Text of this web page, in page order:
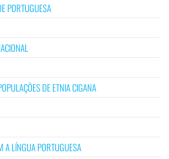
PORTUGUESA
DE ETNIA CIGANA
A LÍNGUA PORTUGUESA